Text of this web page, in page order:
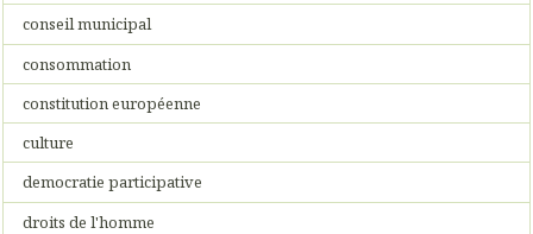
conseil municipal
consommation
constitution européenne
culture
democratie participative
droits de l'homme